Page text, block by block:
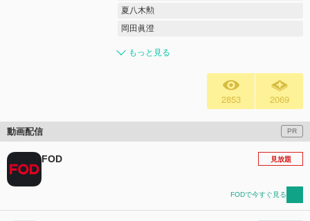
夏八木勲
岡田眞澄
もっと見る
2853 2069
動画配信 PR
FOD 見放題
FODで今すぐ見る